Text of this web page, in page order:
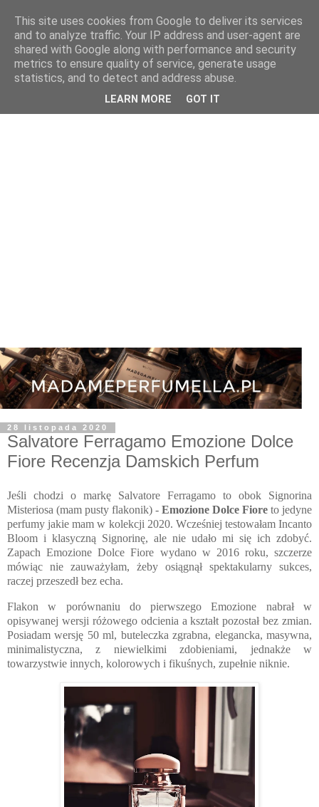
28 listopada 2020
Salvatore Ferragamo Emozione Dolce
Fiore Recenzja Damskich Perfum
Jeśli chodzi o markę Salvatore Ferragamo to obok Signorina
Misteriosa (mam pusty flakonik) - Emozione Dolce Fiore to jedyne
perfumy jakie mam w kolekcji 2020. Wcześniej testowałam Incanto
Bloom i klasyczną Signorinę, ale nie udało mi się ich zdobyć.
Zapach Emozione Dolce Fiore wydano w 2016 roku, szczerze
mówiąc nie zauważyłam, żeby osiągnął spektakularny sukces,
raczej przeszedł bez echa.
Flakon w porównaniu do pierwszego Emozione nabrał w
opisywanej wersji różowego odcienia a kształt pozostał bez zmian.
Posiadam wersję 50 ml, buteleczka zgrabna, elegancka, masywna,
minimalistyczna, z niewielkimi zdobieniami, jednakże w
towarzystwie innych, kolorowych i fikuśnych, zupełnie niknie.
This site uses cookies from Google to deliver its services
and to analyze traffic. Your IP address and user-agent are
shared with Google along with performance and security
metrics to ensure quality of service, generate usage
statistics, and to detect and address abuse.
LEARN MORE GOT IT